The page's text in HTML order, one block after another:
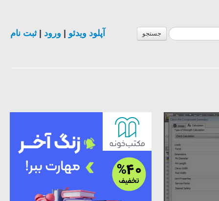
جستجو آپلود ویدئو ورود |ثبت نام